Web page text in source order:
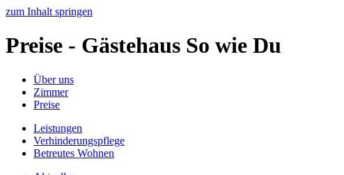
zum Inhalt springen
Preise - Gästehaus So wie Du
Über uns
Zimmer
Preise
Leistungen
Verhinderungspflege
Betreutes Wohnen